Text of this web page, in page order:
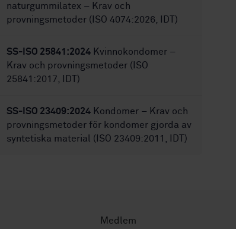
naturgummilatex – Krav och
provningsmetoder (ISO 4074:2026, IDT)
SS-ISO 25841:2024 Kvinnokondomer –
Krav och provningsmetoder (ISO
25841:2017, IDT)
SS-ISO 23409:2024 Kondomer – Krav och
provningsmetoder för kondomer gjorda av
syntetiska material (ISO 23409:2011, IDT)
Medlem